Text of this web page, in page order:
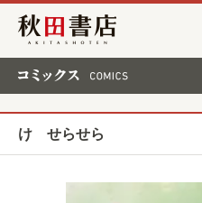
秋田書店
け せらせら